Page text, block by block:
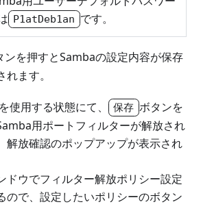
P1atDeb1an です。
ンを押すとSambaの設定内容が保存
ます。
使用する状態にて、 保存 ボタンを
用ポートフィルターが解放され
解放確認のポップアップが表示され
ドウでフィルター解放ポリシー設定
ので、設定したいポリシーのボタン